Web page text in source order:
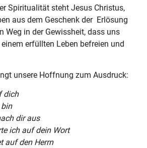
Spiritualität steht Jesus Christus,
aus dem Geschenk der Erlösung
Weg in der Gewissheit, dass uns
erfüllten Leben befreien und
unsere Hoffnung zum Ausdruck:
dich
dir aus
ich auf dein Wort
auf den Herrn